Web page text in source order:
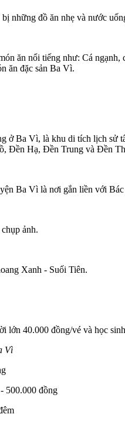
những đồ ăn nhẹ và nước
ăn nổi tiếng như: Cá
ăn đặc sản Ba Vì.
ở Ba Vì, là khu di tích lịch sử
Đền Hạ, Đền Trung và Đền
Ba Vì là nơi gắn liền với
ảnh.
Xanh - Suối Tiên.
lớn 40.000 đồng/vé và học
Vì
500.000 đồng